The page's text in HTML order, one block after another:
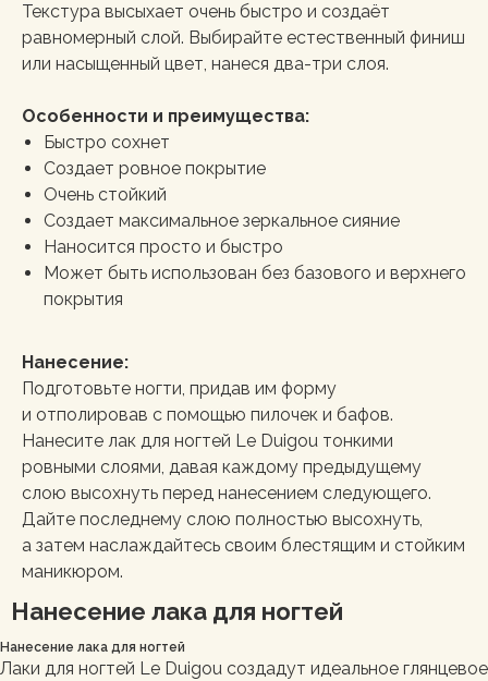
Текстура высыхает очень быстро и создаёт
равномерный слой. Выбирайте естественный финиш
или насыщенный цвет, нанеся два-три слоя.
Особенности и преимущества:
Быстро сохнет
Создает ровное покрытие
Очень стойкий
Создает максимальное зеркальное сияние
Наносится просто и быстро
Может быть использован без базового и верхнего
покрытия
Нанесение:
Подготовьте ногти, придав им форму
и отполировав с помощью пилочек и бафов.
Нанесите лак для ногтей Le Duigou тонкими
ровными слоями, давая каждому предыдущему
слою высохнуть перед нанесением следующего.
Дайте последнему слою полностью высохнуть,
а затем наслаждайтесь своим блестящим и стойким
маникюром.
Нанесение лака для ногтей
Нанесение лака для ногтей
Лаки для ногтей Le Duigou создадут идеальное глянцевое